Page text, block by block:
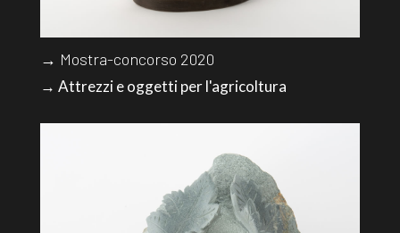
→ Mostra-concorso 2020
→ Attrezzi e oggetti per l'agricoltura